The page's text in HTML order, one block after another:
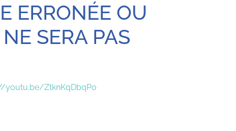
ERRONÉE OU
SERA PAS
youtu.be/ZtknKqDbqPo